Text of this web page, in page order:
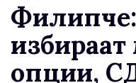
Филипче:
опции,